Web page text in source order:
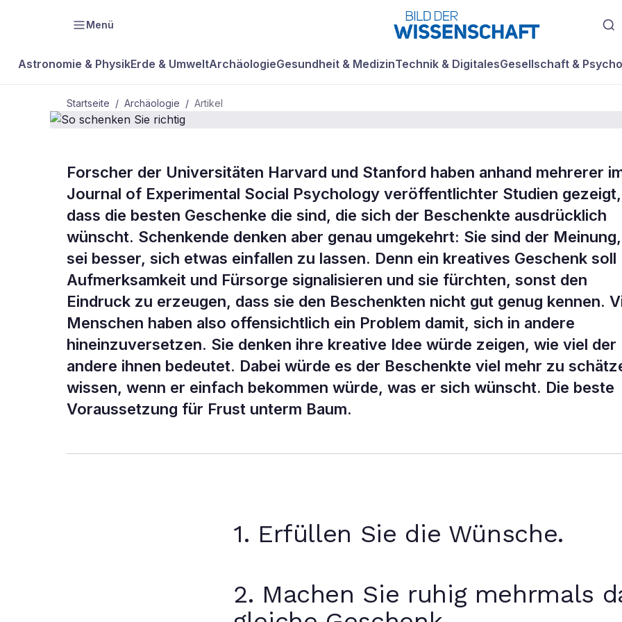
Menü
Astronomie & PhysikErde & UmweltArchäologieGesundheit & MedizinTechnik & DigitalesGesellschaft &
Startseite / Archäologie / Artikel
ARCHÄOLOGIE
So schenken Sie
richtig
Forscher der Universitäten Harvard und Stanford haben anhand mehrerer
Journal of Experimental Social Psychology veröffentlichter Studien gezeigt,
dass die besten Geschenke die sind, die sich der Beschenkte ausdrücklich
wünscht. Schenkende denken aber genau umgekehrt: Sie sind der
sei besser, sich etwas einfallen zu lassen. Denn ein kreatives Geschenk soll
Aufmerksamkeit und Fürsorge signalisieren und sie fürchten, sonst den
Eindruck zu erzeugen, dass sie den Beschenkten nicht gut genug kennen.
Menschen haben also offensichtlich ein Problem damit, sich in andere
hineinzuversetzen. Sie denken ihre kreative Idee würde zeigen, wie viel der
andere ihnen bedeutet. Dabei würde es der Beschenkte viel mehr zu
wissen, wenn er einfach bekommen würde, was er sich wünscht. Die beste
Voraussetzung für Frust unterm Baum.
1. Erfüllen Sie die Wünsche.
2. Machen Sie ruhig mehrmals